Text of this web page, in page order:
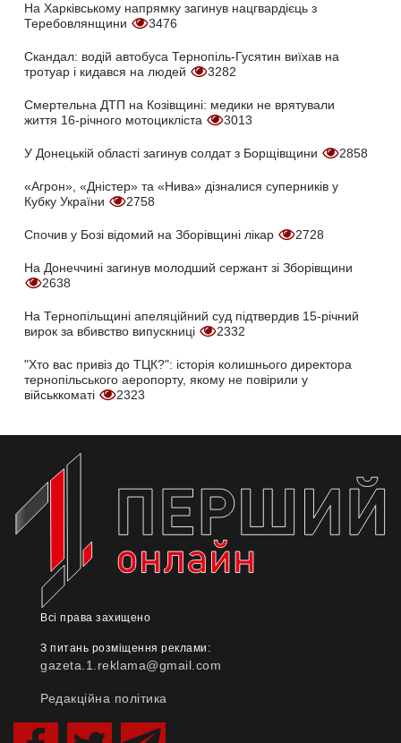
На Харківському напрямку загинув нацгвардієць з
Теребовлянщини
3476
Скандал: водій автобуса Тернопіль-Гусятин виїхав на
тротуар і кидався на людей
3282
Смертельна ДТП на Козівщині: медики не врятували
життя 16-річного мотоцикліста
3013
У Донецькій області загинув солдат з Борщівщини 2858
«Агрон», «Дністер» та «Нива» дізналися суперників у
Кубку України
2758
Спочив у Бозі відомий на Зборівщині лікар 2728
На Донеччині загинув молодший сержант зі Зборівщини
2638
На Тернопільщині апеляційний суд підтвердив 15-річний
вирок за вбивство випускниці
2332
"Хто вас привіз до ТЦК?": історія колишнього директора
тернопільського аеропорту, якому не повірили у
військкоматі
2323
Всі права захищено
З питань розміщення реклами:
gazeta.1.reklama@gmail.com
Редакційна політика